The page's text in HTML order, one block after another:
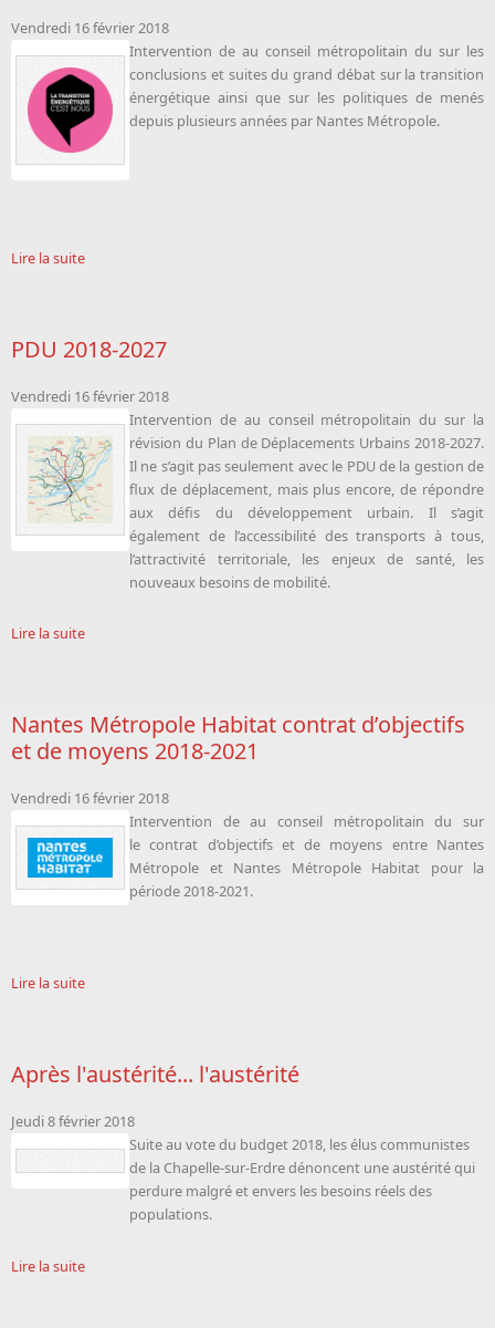
Vendredi 16 février 2018
Intervention de au conseil métropolitain du sur les
conclusions et suites du grand débat sur la transition
énergétique ainsi que sur les politiques de menés
depuis plusieurs années par Nantes Métropole.
Lire la suite
PDU 2018-2027
Vendredi 16 février 2018
Intervention de au conseil métropolitain du sur la
révision du Plan de Déplacements Urbains 2018-2027.
Il ne s’agit pas seulement avec le PDU de la gestion de
flux de déplacement, mais plus encore, de répondre
aux défis du développement urbain. Il s’agit
également de l’accessibilité des transports à tous,
l’attractivité territoriale, les enjeux de santé, les
nouveaux besoins de mobilité.
Lire la suite
Nantes Métropole Habitat contrat d’objectifs
et de moyens 2018-2021
Vendredi 16 février 2018
Intervention deau conseil métropolitain du sur
le contrat d’objectifs et de moyens entre Nantes
Métropole et Nantes Métropole Habitat pour la
période 2018-2021.
Lire la suite
Après l'austérité... l'austérité
Jeudi 8 février 2018
Suite au vote du budget 2018, les élus communistes
de la Chapelle-sur-Erdre dénoncent une austérité qui
perdure malgré et envers les besoins réels des
populations.
Lire la suite